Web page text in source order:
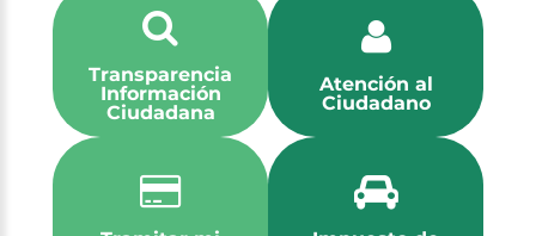
Transparencia
Información
Ciudadana
Atención al
Ciudadano